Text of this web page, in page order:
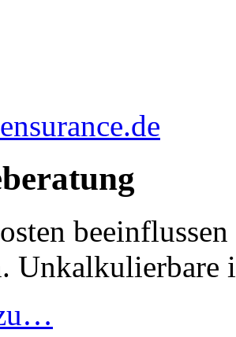
Unkalkulierbare